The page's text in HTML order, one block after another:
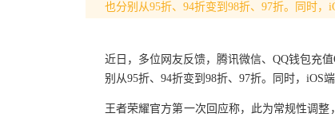
也分别从95折、94折变到98折、97折。同时，
近日，多位网友反馈，腾讯微信、QQ钱包充
别从95折、94折变到98折、97折。同时，iOS
王者荣耀官方第一次回应称，此为常规性调